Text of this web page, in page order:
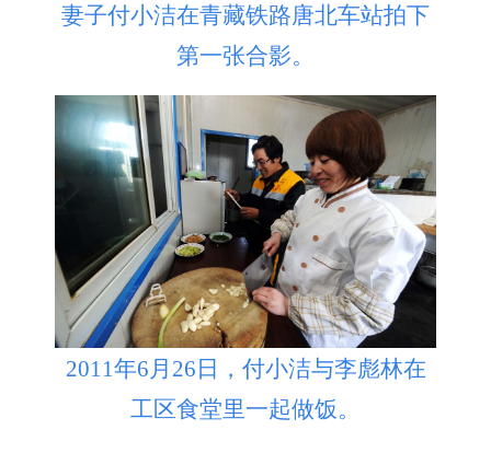
妻子付小洁在青藏铁路唐北车站拍下
第一张合影。
2011年6月26日，付小洁与李彪林在
工区食堂里一起做饭。